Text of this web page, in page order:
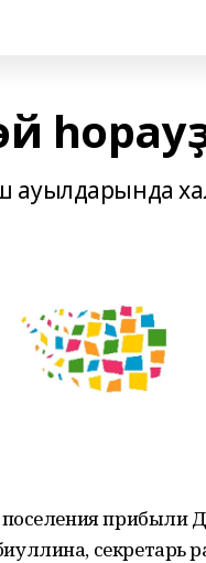
ауылдарында
прибыли
секретарь